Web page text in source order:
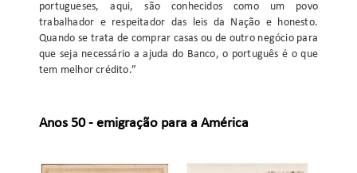
portugueses, aqui, são conhecidos como um povo
trabalhador e respeitador das leis da Nação e honesto.
Quando se trata de comprar casas ou de outro negócio para
que seja necessário a ajuda do Banco, o português é o que
tem melhor crédito.”
Anos 50 - emigração para a América